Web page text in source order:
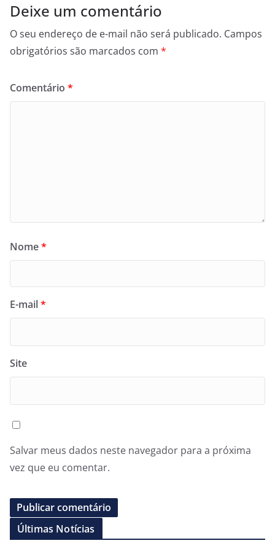
Deixe um comentário
O seu endereço de e-mail não será publicado. Campos
obrigatórios são marcados com *
Comentário *
Nome*
E-mail*
Site
Salvar meus dados neste navegador para a próxima
vez que eu comentar.
Últimas Notícias